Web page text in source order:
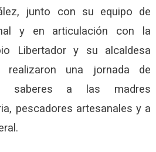
junto con su equipo de
y en articulación con la
Libertador y su alcaldesa
realizaron una jornada de
saberes a las madres
pescadores artesanales y a